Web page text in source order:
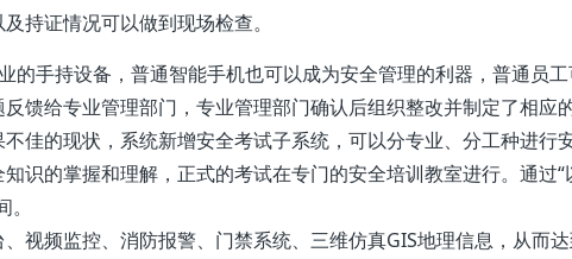
持证情况可以做到现场检查。
手持设备，普通智能手机也可以成为安全管理的利器，普通员
馈给专业管理部门，专业管理部门确认后组织整改并制定了相应
佳的现状，系统新增安全考试子系统，可以分专业、分工种进行
识的掌握和理解，正式的考试在专门的安全培训教室进行。通过“
视频监控、消防报警、门禁系统、三维仿真GIS地理信息，从而